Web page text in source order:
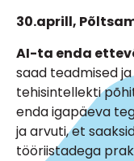
30.aprill,
AI-ta enda
saad teadmised
tehisintellekti
enda igapäeva
ja arvuti, et
tööriistadega